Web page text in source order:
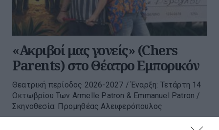
«Ακριβοί μας γονείς» (Chers
Parents) στο Θέατρο Εμπορικόν
Θεατρική περίοδος 2026-2027 / Έναρξη: Τετάρτη 14
Οκτωβρίου Των Armelle Patron & Emmanuel Patron /
Σκηνοθεσία: Προμηθέας Αλειφερόπουλος